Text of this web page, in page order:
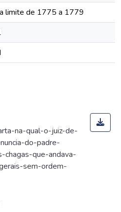
limite de 1775 a 1779
na-qual-o-juiz-de-
do-padre-
chagas-que-andava-
sem-ordem-